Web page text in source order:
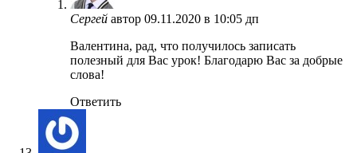
Сергей автор 09.11.2020 в 10:05 дп
Валентина, рад, что получилось записать
полезный для Вас урок! Благодарю Вас за добрые
слова!
Ответить